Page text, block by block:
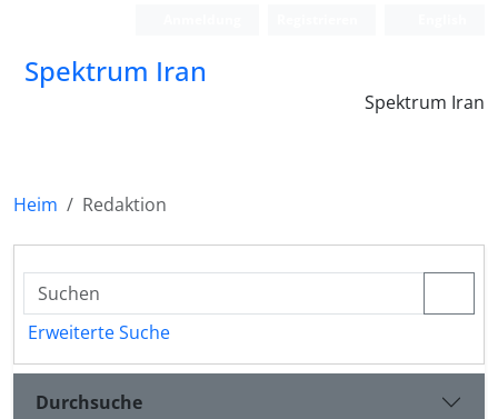
Spektrum Iran
Spektrum Iran
Heim Redaktion
Erweiterte Suche
Durchsuche